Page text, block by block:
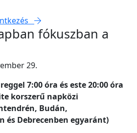
fókuszban a
29.
7:00 óra és este 20:00 óra
korszerű napközi
Budán,
és Debrecenben egyaránt)